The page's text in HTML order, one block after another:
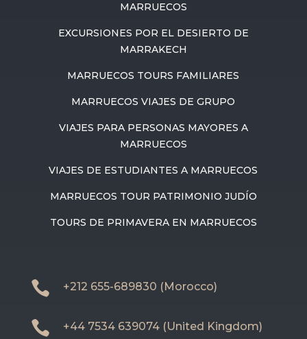
MARRUECOS
EXCURSIONES POR EL DESIERTO DE
MARRAKECH
MARRUECOS TOURS FAMILIARES
MARRUECOS VIAJES DE GRUPO
VIAJES PARA PERSONAS MAYORES A
MARRUECOS
VIAJES DE ESTUDIANTES A MARRUECOS
MARRUECOS TOUR PATRIMONIO JUDÍO
TOURS DE PRIMAVERA EN MARRUECOS
 +212 655-689830 (Morocco)
 +44 7534 639074 (United Kingdom)